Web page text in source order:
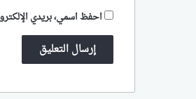
احفظ اسمي، بريدي